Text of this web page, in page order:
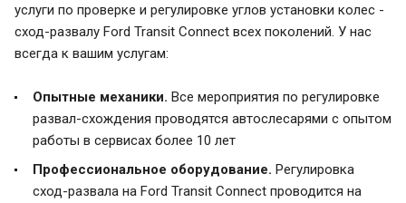
услуги по проверке и регулировке углов установки колес -
сход-развалу Ford Transit Connect всех поколений. У нас
всегда к вашим услугам:
Опытные механики. Все мероприятия по регулировке
развал-схождения проводятся автослесарями с опытом
работы в сервисах более 10 лет
Профессиональное оборудование. Регулировка
сход-развала на Ford Transit Connect проводится на